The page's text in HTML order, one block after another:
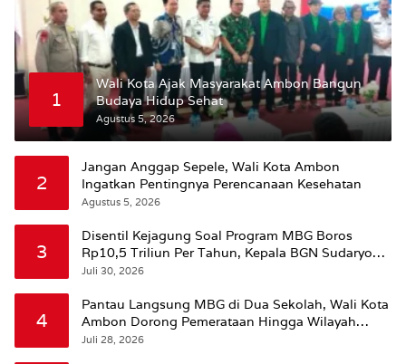
1
Wali Kota Ajak Masyarakat Ambon Bangun
Budaya Hidup Sehat
Agustus 5, 2026
2
Jangan Anggap Sepele, Wali Kota Ambon
Ingatkan Pentingnya Perencanaan Kesehatan
Agustus 5, 2026
3
Disentil Kejagung Soal Program MBG Boros
Rp10,5 Triliun Per Tahun, Kepala BGN Sudaryono
Beri Penjelasan
Juli 30, 2026
4
Pantau Langsung MBG di Dua Sekolah, Wali Kota
Ambon Dorong Pemerataan Hingga Wilayah
Leitimur Selatan
Juli 28, 2026